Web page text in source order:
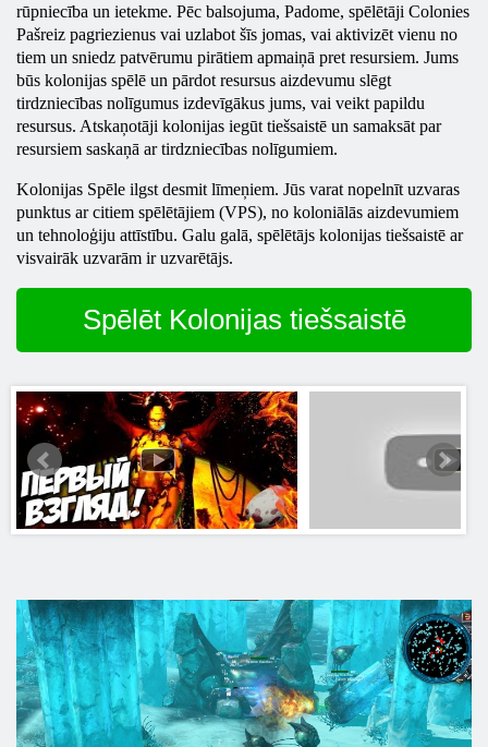
rūpniecība un ietekme. Pēc balsojuma, Padome, spēlētāji Colonies
Pašreiz pagriezienus vai uzlabot šīs jomas, vai aktivizēt vienu no
tiem un sniedz patvērumu pirātiem apmaiņā pret resursiem. Jums
būs kolonijas spēlē un pārdot resursus aizdevumu slēgt
tirdzniecības nolīgumus izdevīgākus jums, vai veikt papildu
resursus. Atskaņotāji kolonijas iegūt tiešsaistē un samaksāt par
resursiem saskaņā ar tirdzniecības nolīgumiem.
Kolonijas Spēle ilgst desmit līmeņiem. Jūs varat nopelnīt uzvaras
punktus ar citiem spēlētājiem (VPS), no koloniālās aizdevumiem
un tehnoloģiju attīstību. Galu galā, spēlētājs kolonijas tiešsaistē ar
visvairāk uzvarām ir uzvarētājs.
Spēlēt Kolonijas tiešsaistē